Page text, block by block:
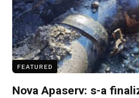
FEATURED
Nova Apaserv: s-a